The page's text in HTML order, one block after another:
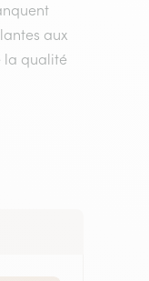
aux
la qualité